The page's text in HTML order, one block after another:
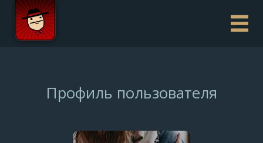
Профиль пользователя